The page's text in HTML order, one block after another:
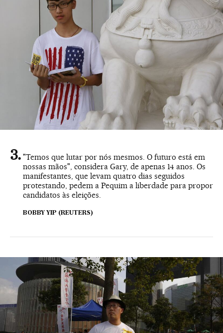
"Temos que lutar por nós mesmos. O futuro está em
nossas mãos", considera Gary, de apenas 14 anos. Os
manifestantes, que levam quatro dias seguidos
protestando, pedem a Pequim a liberdade para propor
candidatos às eleições.
BOBBY YIP (REUTERS)